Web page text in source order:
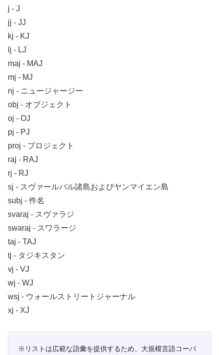
j ‐ J
jj ‐ JJ
kj ‐ KJ
lj ‐ LJ
maj ‐ MAJ
mj ‐ MJ
nj ‐ ニュージャージー
obj ‐ オブジェクト
oj ‐ OJ
pj ‐ PJ
proj ‐ プロジェクト
raj ‐ RAJ
rj ‐ RJ
sj ‐ スヴァールバル諸島およびヤンマイエン島
subj ‐ 件名
svaraj ‐ スヴァラジ
swaraj ‐ スワラージ
taj ‐ TAJ
tj ‐ タジキスタン
vj ‐ VJ
wj ‐ WJ
wsj ‐ ウォールストリートジャーナル
xj ‐ XJ
※リストは広範な語彙を提供するため、大規模言語コーパ